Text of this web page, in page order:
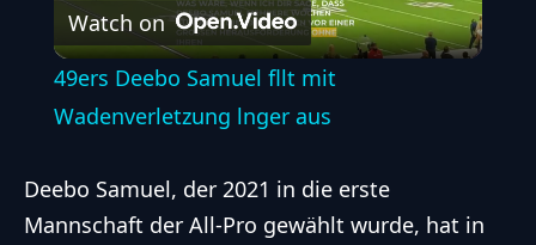
Video
Watch on
49ers Deebo Samuel fllt mit
Wadenverletzung lnger aus
Deebo Samuel, der 2021 in die erste
Mannschaft der All-Pro gewählt wurde, hat in